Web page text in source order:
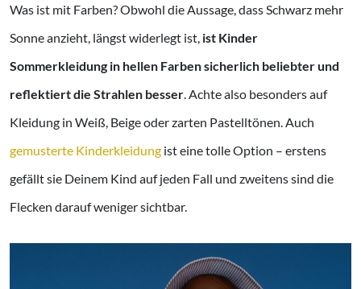
Was ist mit Farben? Obwohl die Aussage, dass Schwarz mehr
Sonne anzieht, längst widerlegt ist, ist Kinder
Sommerkleidung in hellen Farben sicherlich beliebter und
reflektiert die Strahlen besser. Achte also besonders auf
Kleidung in Weiß, Beige oder zarten Pastelltönen. Auch
gemusterte Kinderkleidung ist eine tolle Option – erstens
gefällt sie Deinem Kind auf jeden Fall und zweitens sind die
Flecken darauf weniger sichtbar.